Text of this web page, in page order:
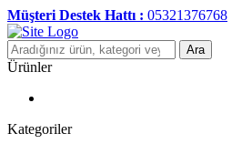
Müşteri Destek Hattı : 05321376768
Ara
Ürünler
Kategoriler